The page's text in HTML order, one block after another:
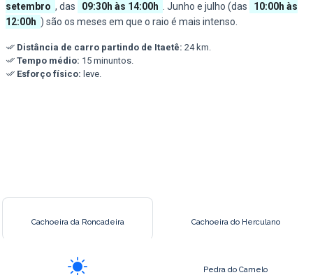
setembro , das 09:30h às 14:00h . Junho e julho (das
10:00h às
12:00h ) são os meses em que o raio é mais intenso.
Distância de carro partindo de Itaetê: 24 km.
Tempo médio: 15 minuntos.
Esforço físico: leve.
Cachoeira da Roncadeira Cachoeira do Herculano
Pedra do Camelo